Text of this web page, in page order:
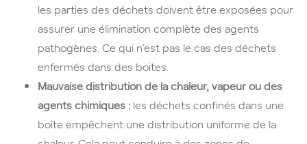
les parties des déchets doivent être exposées pour
assurer une élimination complète des agents
pathogènes. Ce qui n’est pas le cas des déchets
enfermés dans des boites.
Mauvaise distribution de la chaleur, vapeur ou des
agents chimiques : les déchets confinés dans une
boîte empêchent une distribution uniforme de la